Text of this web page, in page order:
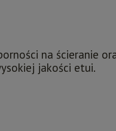
na ścieranie
jakości etui.